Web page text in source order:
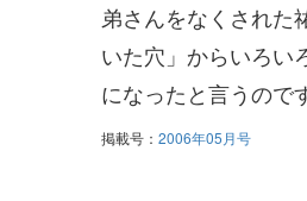
弟さんをなくされた
いた穴」からいろい
になったと言うの
掲載号： 2006年05月号